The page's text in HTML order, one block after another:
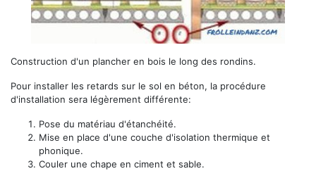
Construction d'un plancher en bois le long des rondins.
Pour installer les retards sur le sol en béton, la procédure
d'installation sera légèrement différente:
Pose du matériau d'étanchéité.
Mise en place d'une couche d'isolation thermique et
phonique.
Couler une chape en ciment et sable.